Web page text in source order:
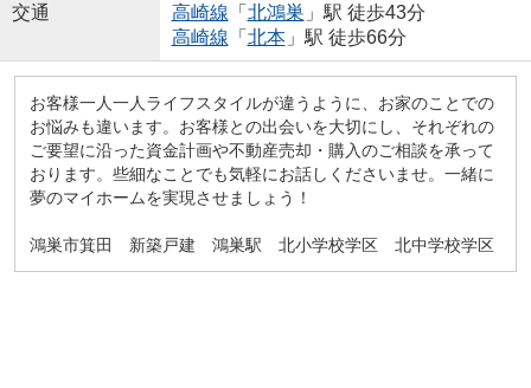
交通
高崎線 「 北鴻巣 」駅 徒歩43分
高崎線 「 北本」駅 徒歩66分
お客様一人一人ライフスタイルが違うように、お家のことでの
お悩みも違います。お客様との出会いを大切にし、それぞれの
ご要望に沿った資金計画や不動産売却・購入のご相談を承って
おります。些細なことでも気軽にお話しくださいませ。一緒に
夢のマイホームを実現させましょう！
鴻巣市箕田 新築戸建 鴻巣駅 北小学校学区 北中学校学区